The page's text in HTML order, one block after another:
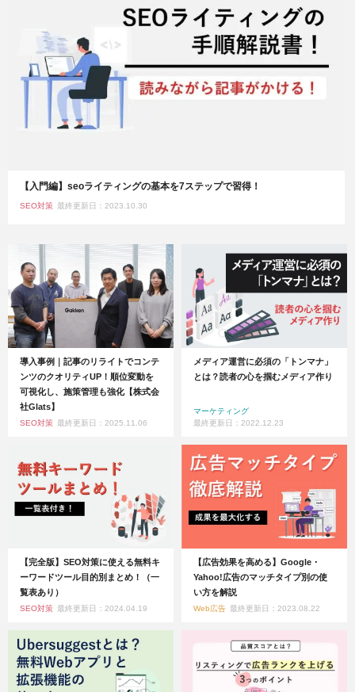
【入門編】seoライティングの基本を7ステップで習得！
SEO対策 最終更新日：2023.10.30
導入事例｜記事のリライトでコンテ
ンツのクオリティUP！順位変動を
可視化し、施策管理も強化【株式会
社Glats】
SEO対策 最終更新日：2025.11.06
メディア運営に必須の「トンマナ」
とは？読者の心を掴むメディア作り
マーケティング
最終更新日：2022.12.23
【完全版】SEO対策に使える無料キ
ーワードツール目的別まとめ！（一
覧表あり）
SEO対策 最終更新日：2024.04.19
【広告効果を高める】Google・
Yahoo!広告のマッチタイプ別の使
い方を解説
Web広告 最終更新日：2023.08.22